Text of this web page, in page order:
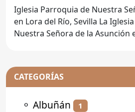
Iglesia Parroquia de Nuestra
en Lora del Río, Sevilla La Iglesia Parroquia de
Nuestra Señora de la
CATEGORÍAS
⚬ Albuñán 1